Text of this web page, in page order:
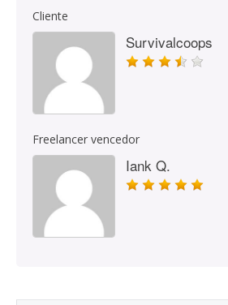
Cliente
Survivalcoops
Freelancer vencedor
Iank Q.